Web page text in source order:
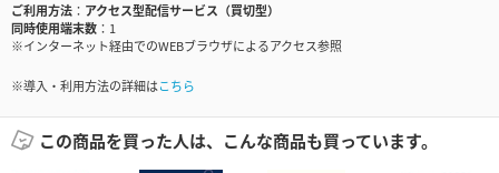
ご利用方法
アクセス型配信サービス（買切型）
同時使用端末数
1
※インターネット経由でのWEBブラウザによるアクセス参照
※導入・利用方法の詳細はこちら
この商品を買った人は、こんな商品も買っています。